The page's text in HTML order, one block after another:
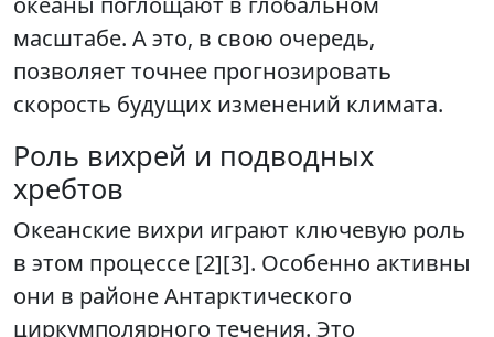
масштабе. А это, в свою очередь,
позволяет точнее прогнозировать
скорость будущих изменений климата.
Роль вихрей и подводных
хребтов
Океанские вихри играют ключевую роль
в этом процессе [2][3]. Особенно активны
они в районе Антарктического
циркумполярного течения. Это